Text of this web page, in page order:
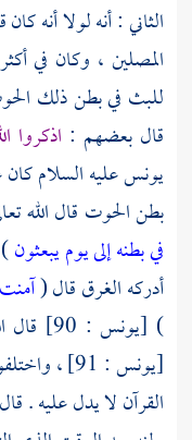
الثاني : أنه لولا أنه
المصلين ، وكان في
للبث في بطن ذلك
قال بعضهم : اذكروا
يونسعليه السلام كان
بطن الحوت قال الله
في بطنه إلى يوم يبعثون
أدركه الغرق قال (
) [يونس : 90] قال الله تعالى : (
[يونس : 91]
القرآن لا يدل عليه . قال